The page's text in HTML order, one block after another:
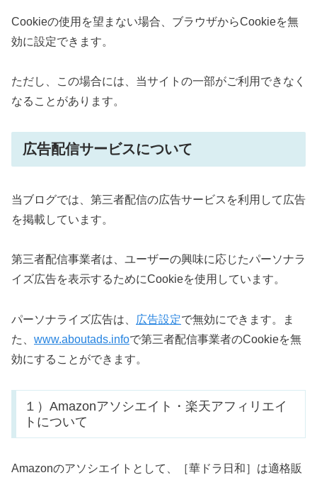
Cookieの使用を望まない場合、ブラウザからCookieを無
効に設定できます。
ただし、この場合には、当サイトの一部がご利用できなく
なることがあります。
広告配信サービスについて
当ブログでは、第三者配信の広告サービスを利用して広告
を掲載しています。
第三者配信事業者は、ユーザーの興味に応じたパーソナラ
イズ広告を表示するためにCookieを使用しています。
パーソナライズ広告は、 広告設定で無効にできます。ま
た、 www.aboutads.infoで第三者配信事業者のCookieを無
効にすることができます。
１）Amazonアソシエイト・楽天アフィリエイ
トについて
Amazonのアソシエイトとして、［華ドラ日和］は適格販